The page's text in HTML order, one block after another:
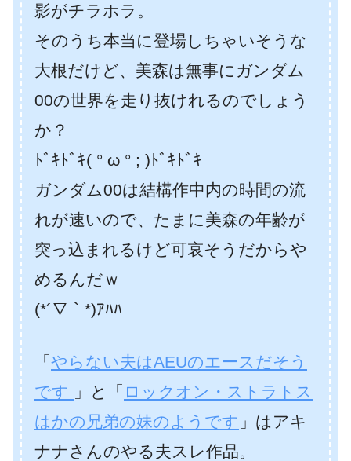
影がチラホラ。
そのうち本当に登場しちゃいそうな
大根だけど、美森は無事にガンダム
00の世界を走り抜けれるのでしょう
か？
ﾄﾞｷﾄﾞｷ( ° ω ° ; )ﾄﾞｷﾄﾞｷ
ガンダム00は結構作中内の時間の流
れが速いので、たまに美森の年齢が
突っ込まれるけど可哀そうだからや
めるんだｗ
(*´∇｀*)ｱﾊﾊ
「 やらない夫はAEUのエースだそう
です
」と「 ロックオン・ストラトス
はかの兄弟の妹のようです 」はアキ
ナナさんのやる夫スレ作品。